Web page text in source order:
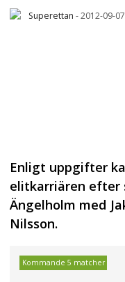
Superettan -2012-09-
Enligt uppgifter
elitkarriären efter
Ängelholm med
Nilsson.
Kommande 5 matcher